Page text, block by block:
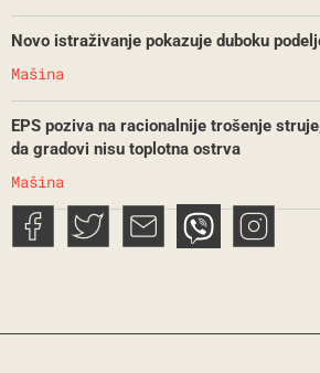
Novo istraživanje pokazuje duboku
Mašina
EPS poziva na racionalnije trošenje
da gradovi nisu toplotna ostrva
Mašina